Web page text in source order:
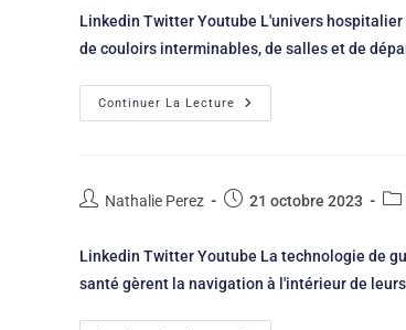
Linkedin Twitter Youtube L'univers
de couloirs interminables, de salles et de
Continuer La Lecture
Nathalie Perez 21 octobre 2023
Linkedin Twitter Youtube La technologie de
santé gèrent la navigation à l'intérieur de